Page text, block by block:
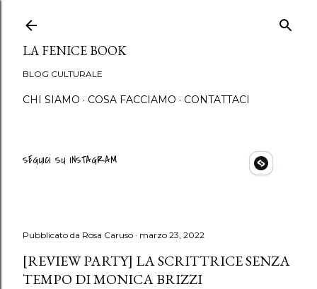
LA FENICE BOOK
BLOG CULTURALE
CHI SIAMO COSA FACCIAMO CONTATTACI
SEGUICI SU INSTAGRAM
Pubblicato da Rosa Caruso marzo 23, 2022
[REVIEW PARTY] LA SCRITTRICE SENZA
TEMPO DI MONICA BRIZZI